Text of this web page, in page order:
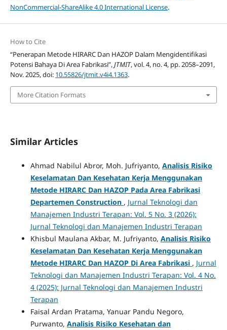
NonCommercial-ShareAlike 4.0 International License.
How to Cite
“Penerapan Metode HIRARC Dan HAZOP Dalam Mengidentifikasi
Potensi Bahaya Di Area Fabrikasi”,JTMIT, vol. 4, no. 4, pp. 2058–2091,
Nov. 2025, doi: 10.55826/jtmit.v4i4.1363.
More Citation Formats
Similar Articles
Ahmad Nabilul Abror, Moh. Jufriyanto, Analisis Risiko
Keselamatan Dan Kesehatan Kerja Menggunakan
Metode HIRARC Dan HAZOP Pada Area Fabrikasi
Departemen Construction , Jurnal Teknologi dan
Manajemen Industri Terapan: Vol. 5 No. 3 (2026):
Jurnal Teknologi dan Manajemen Industri Terapan
Khisbul Maulana Akbar, M. Jufriyanto, Analisis Risiko
Keselamatan Dan Kesehatan Kerja Menggunakan
Metode HIRARC Dan HAZOP Di Area Fabrikasi , Jurnal
Teknologi dan Manajemen Industri Terapan: Vol. 4 No.
4 (2025): Jurnal Teknologi dan Manajemen Industri
Terapan
Faisal Ardan Pratama, Yanuar Pandu Negoro,
Purwanto, Analisis Risiko Kesehatan dan